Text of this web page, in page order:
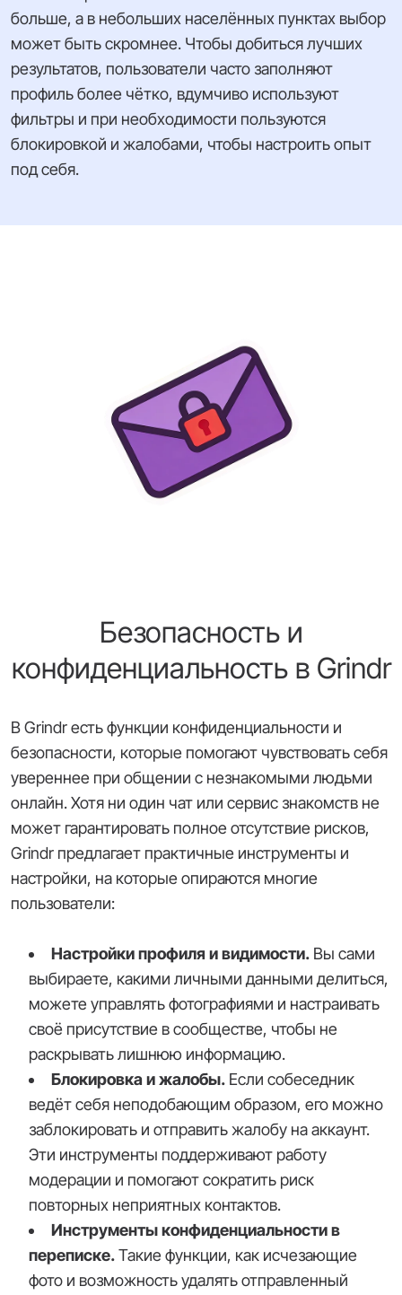
больше, а в небольших населённых пунктах выбор
может быть скромнее. Чтобы добиться лучших
результатов, пользователи часто заполняют
профиль более чётко, вдумчиво используют
фильтры и при необходимости пользуются
блокировкой и жалобами, чтобы настроить опыт
под себя.
Безопасность и
конфиденциальность в Grindr
В Grindr есть функции конфиденциальности и
безопасности, которые помогают чувствовать себя
увереннее при общении с незнакомыми людьми
онлайн. Хотя ни один чат или сервис знакомств не
может гарантировать полное отсутствие рисков,
Grindr предлагает практичные инструменты и
настройки, на которые опираются многие
пользователи:
Настройки профиля и видимости. Вы сами
выбираете, какими личными данными делиться,
можете управлять фотографиями и настраивать
своё присутствие в сообществе, чтобы не
раскрывать лишнюю информацию.
Блокировка и жалобы. Если собеседник
ведёт себя неподобающим образом, его можно
заблокировать и отправить жалобу на аккаунт.
Эти инструменты поддерживают работу
модерации и помогают сократить риск
повторных неприятных контактов.
Инструменты конфиденциальности в
переписке.Такие функции, как исчезающие
фото и возможность удалять отправленный